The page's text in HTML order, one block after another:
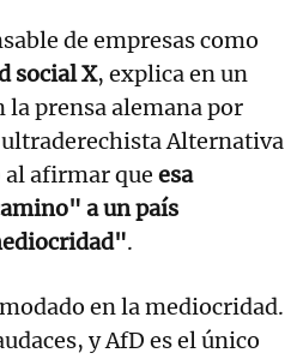
de empresas como
social X, explica en un
prensa alemana por
Alternativa
afirmar que esa
a un país
.
en la mediocridad.
y AfD es el único